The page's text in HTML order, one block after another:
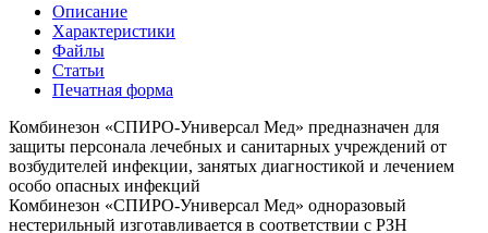
Описание
Характеристики
Файлы
Статьи
Печатная форма
Комбинезон «СПИРО-Универсал Мед» предназначен для
защиты персонала лечебных и санитарных учреждений от
возбудителей инфекции, занятых диагностикой и лечением
особо опасных инфекций
Комбинезон «СПИРО-Универсал Мед» одноразовый
нестерильный изготавливается в соответствии с РЗН